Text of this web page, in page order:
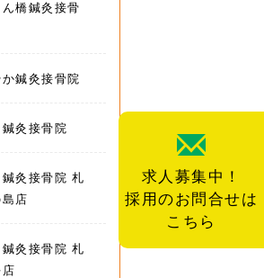
求人募集中！
採用のお問合せは
こちら
橋鍼灸接骨
鍼灸接骨院
灸接骨院
灸接骨院 札
店
灸接骨院 札